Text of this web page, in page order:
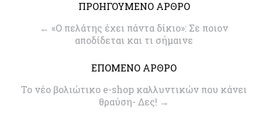
ΠΡΟΗΓΟΥΜΕΝΟ ΑΡΘΡΟ
← «Ο πελάτης έχει πάντα δίκιο»: Σε ποιον
αποδίδεται και τι σήμαινε
ΕΠΟΜΕΝΟ ΑΡΘΡΟ
To νέο βολιώτικο e-shop καλλυντικών που κάνει
θραύση- Δες! →